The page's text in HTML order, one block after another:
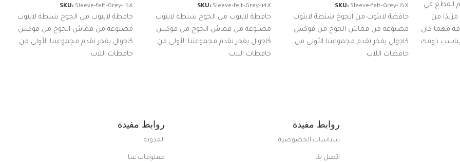
القطع في
من
مهما كان
يناسب ذوقك
SKU: Sleeve-felt-Grey-15X
حافظة لابتوب من الجوخ شنطة لابتوب
مصنوعة من قماش الجوخ من فوكس
كاجوال بفخر نقدم مجموعتنا الأولى من
حافظات اللاب
SKU: Sleeve-felt-Grey-14X
حافظة لابتوب من الجوخ شنطة لابتوب
مصنوعة من قماش الجوخ من فوكس
كاجوال بفخر نقدم مجموعتنا الأولى من
حافظات اللاب
SKU: Sleeve-felt-Grey-13X
حافظة لابتوب من الجوخ شنطة لابتوب
مصنوعة من قماش الجوخ من فوكس
كاجوال بفخر نقدم مجموعتنا الأولى من
حافظات اللاب
روابط مفيدة
سياسات الخصوصية
اتصل بنا
روابط مفيدة
المدونة
معلومات عنا